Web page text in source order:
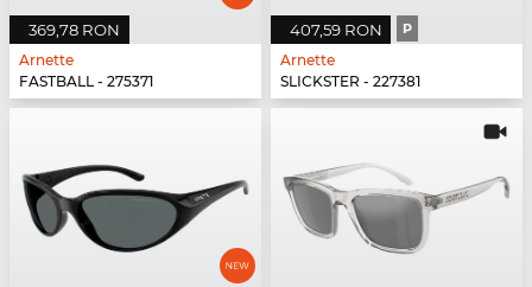
369,78 RON
Arnette
FASTBALL - 275371
407,59 RON P
Arnette
SLICKSTER - 227381